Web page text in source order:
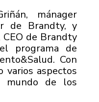
mánager
de Brandty, y
de Brandty
programa de
Con
varios aspectos
mundo de los